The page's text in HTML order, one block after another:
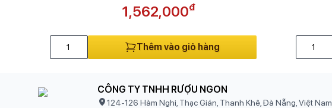
1,562,000₫
Thêm vào giỏ hàng
CÔNG TY TNHH RƯỢU NGON
124-126 Hàm Nghi, Thạc Gián, Thanh Khê, Đà Nẵng, Việt Nam